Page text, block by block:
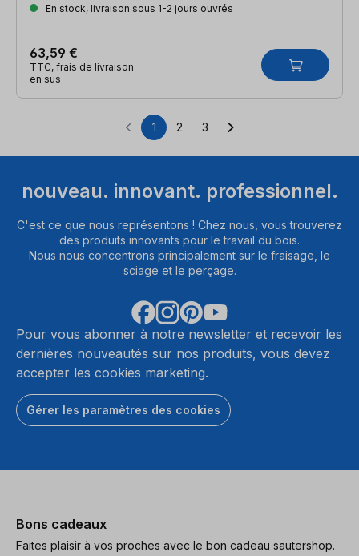
En stock, livraison sous 1-2 jours ouvrés
63,59 €
TTC, frais de livraison
en sus
Page
1 Page
2 Page
3
nouveau. innovant. professionnel.
C'est ce que nous représentons ! Chez nous, vous trouverez
des produits innovants pour le travail du bois.
Nous nous concentrons principalement sur le fraisage, le
sciage et le perçage.
Pour vous abonner à notre newsletter et recevoir les
dernières nouveautés sur nos produits, vous devez
accepter les cookies marketing.
Gérer les paramètres des cookies
Bons cadeaux
Faites plaisir à vos proches avec le bon cadeau sautershop.